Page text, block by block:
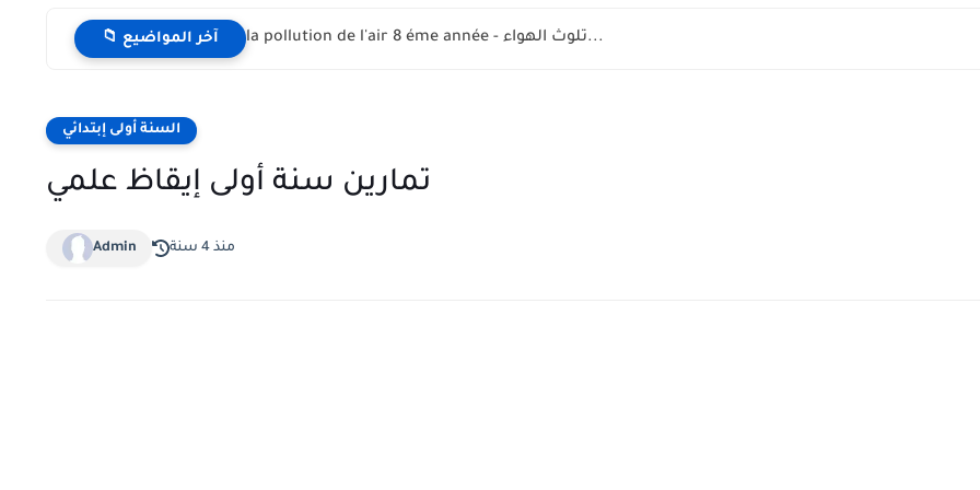
📁 آخر المواضيع la pollution de l'air 8 éme année - تلوث الهواء...
السنة أولى إبتدائي
تمارين سنة أولى إيقاظ علمي
Admin منذ 4 سنة